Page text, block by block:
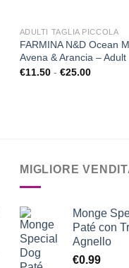
ADULTI TAGLIA PICCOLA
FARMINA N&D Ocean
Avena & Arancia – Adult
€11.50 - €25.00Fascia
MIGLIORE
Monge
Paté con
Agnello
€0.99